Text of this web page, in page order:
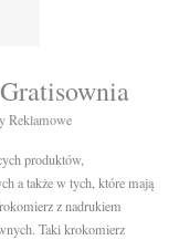
Reklamowe
produktów,
a także w tych, które mają
z nadrukiem
Taki krokomierz